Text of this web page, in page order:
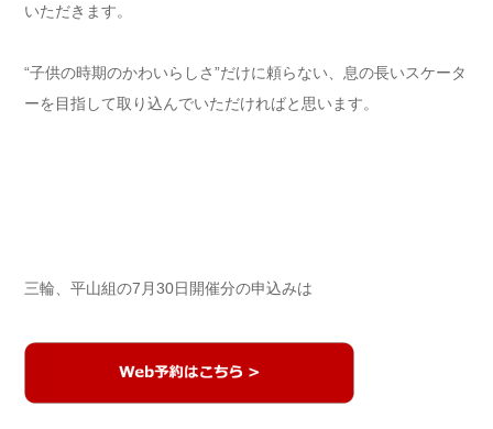
いただきます。
“子供の時期のかわいらしさ”だけに頼らない、息の長いスケータ
ーを目指して取り込んでいただければと思います。
三輪、平山組の7月30日開催分の申込みは